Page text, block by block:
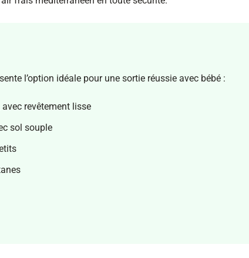
l’option idéale pour une sortie réussie avec bébé :
avec revêtement lisse
sol souple